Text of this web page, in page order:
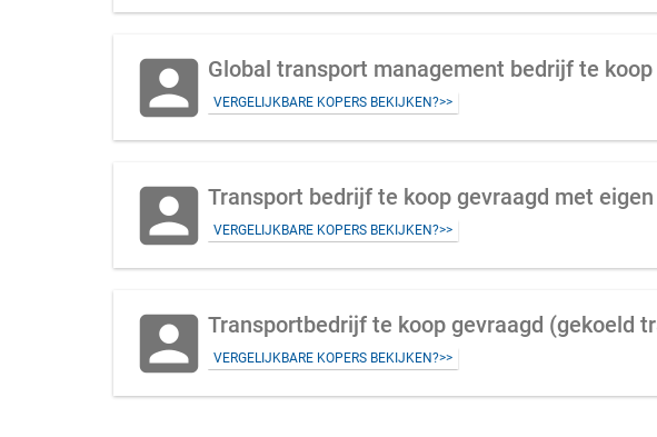
account_box Global transport management bedrijf te koop
VERGELIJKBARE KOPERS BEKIJKEN?>>
account_box Transport bedrijf te koop gevraagd met
VERGELIJKBARE KOPERS BEKIJKEN?>>
account_box Transportbedrijf te koop gevraagd (gekoeld
VERGELIJKBARE KOPERS BEKIJKEN?>>